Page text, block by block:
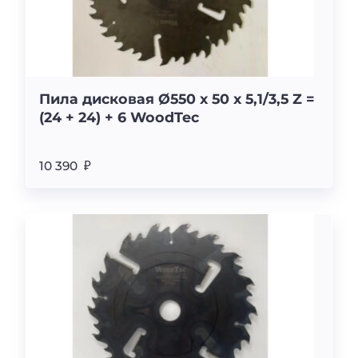
Пила дисковая Ø550 х 50 х 5,1/3,5 Z =
(24 + 24) + 6 WoodTec
10 390 ₽